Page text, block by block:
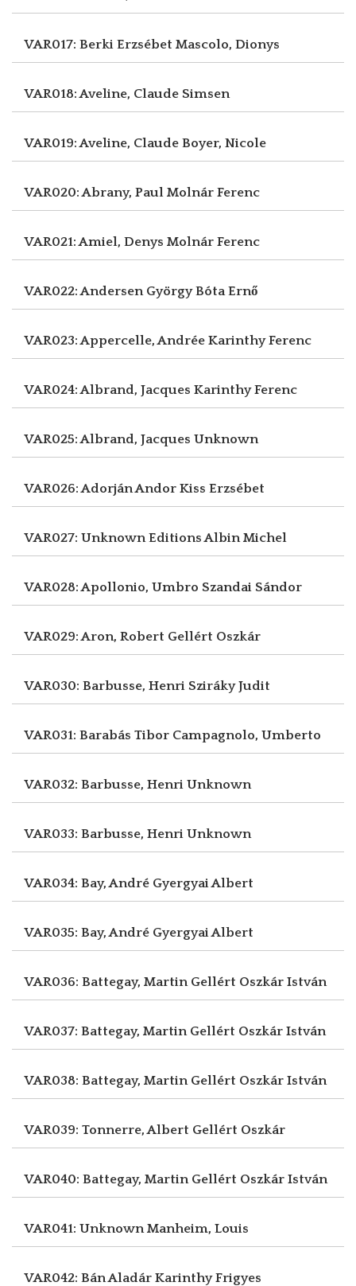
VAR017: Berki Erzsébet Mascolo, Dionys
VAR018: Aveline, Claude Simsen
VAR019: Aveline, Claude Boyer, Nicole
VAR020: Abrany, Paul Molnár Ferenc
VAR021: Amiel, Denys Molnár Ferenc
VAR022: Andersen GyörgyBóta Ernő
VAR023: Appercelle, Andrée Karinthy Ferenc
VAR024: Albrand, Jacques Karinthy Ferenc
VAR025: Albrand, Jacques Unknown
VAR026: Adorján Andor Kiss Erzsébet
VAR027: UnknownEditions Albin Michel
VAR028: Apollonio, Umbro Szandai Sándor
VAR029: Aron, Robert Gellért Oszkár
VAR030: Barbusse, Henri Sziráky Judit
VAR031: Barabás Tibor Campagnolo, Umberto
VAR032: Barbusse, Henri Unknown
VAR033: Barbusse, Henri Unknown
VAR034: Bay, André Gyergyai Albert
VAR035: Bay, André Gyergyai Albert
VAR036: Battegay, Martin Gellért Oszkár István
VAR037: Battegay, Martin Gellért Oszkár István
VAR038: Battegay, Martin Gellért Oszkár István
VAR039: Tonnerre, Albert Gellért Oszkár
VAR040: Battegay, Martin Gellért Oszkár István
VAR041: UnknownManheim, Louis
VAR042: Bán Aladár Karinthy Frigyes